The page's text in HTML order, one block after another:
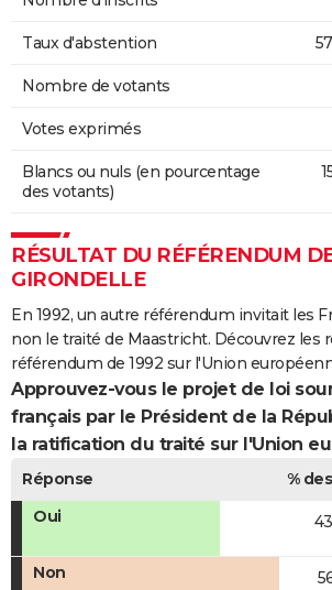
Taux d'abstention
Nombre de votants
Votes exprimés
Blancs ou nuls (en pourcentage
des votants)
RÉSULTAT DU RÉFÉRENDUM
GIRONDELLE
En 1992, un autre référendum invitait les
non le traité de Maastricht. Découvrez les
référendum de 1992 sur l'Union
Approuvez-vous le projet de loi
français par le Président de la
la ratification du traité sur l'Union
Réponse %
Oui
Non